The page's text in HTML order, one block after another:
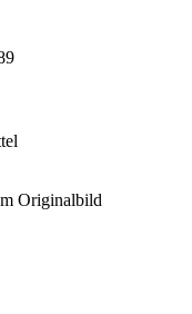
Originalbild